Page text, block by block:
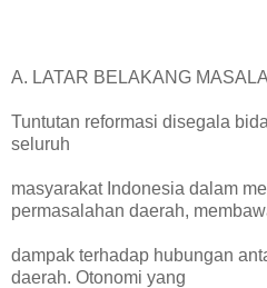
A. LATAR BELAKANG
Tuntutan reformasi disegala
seluruh
masyarakat Indonesia dalam
permasalahan daerah,
dampak terhadap hubungan
daerah. Otonomi yang